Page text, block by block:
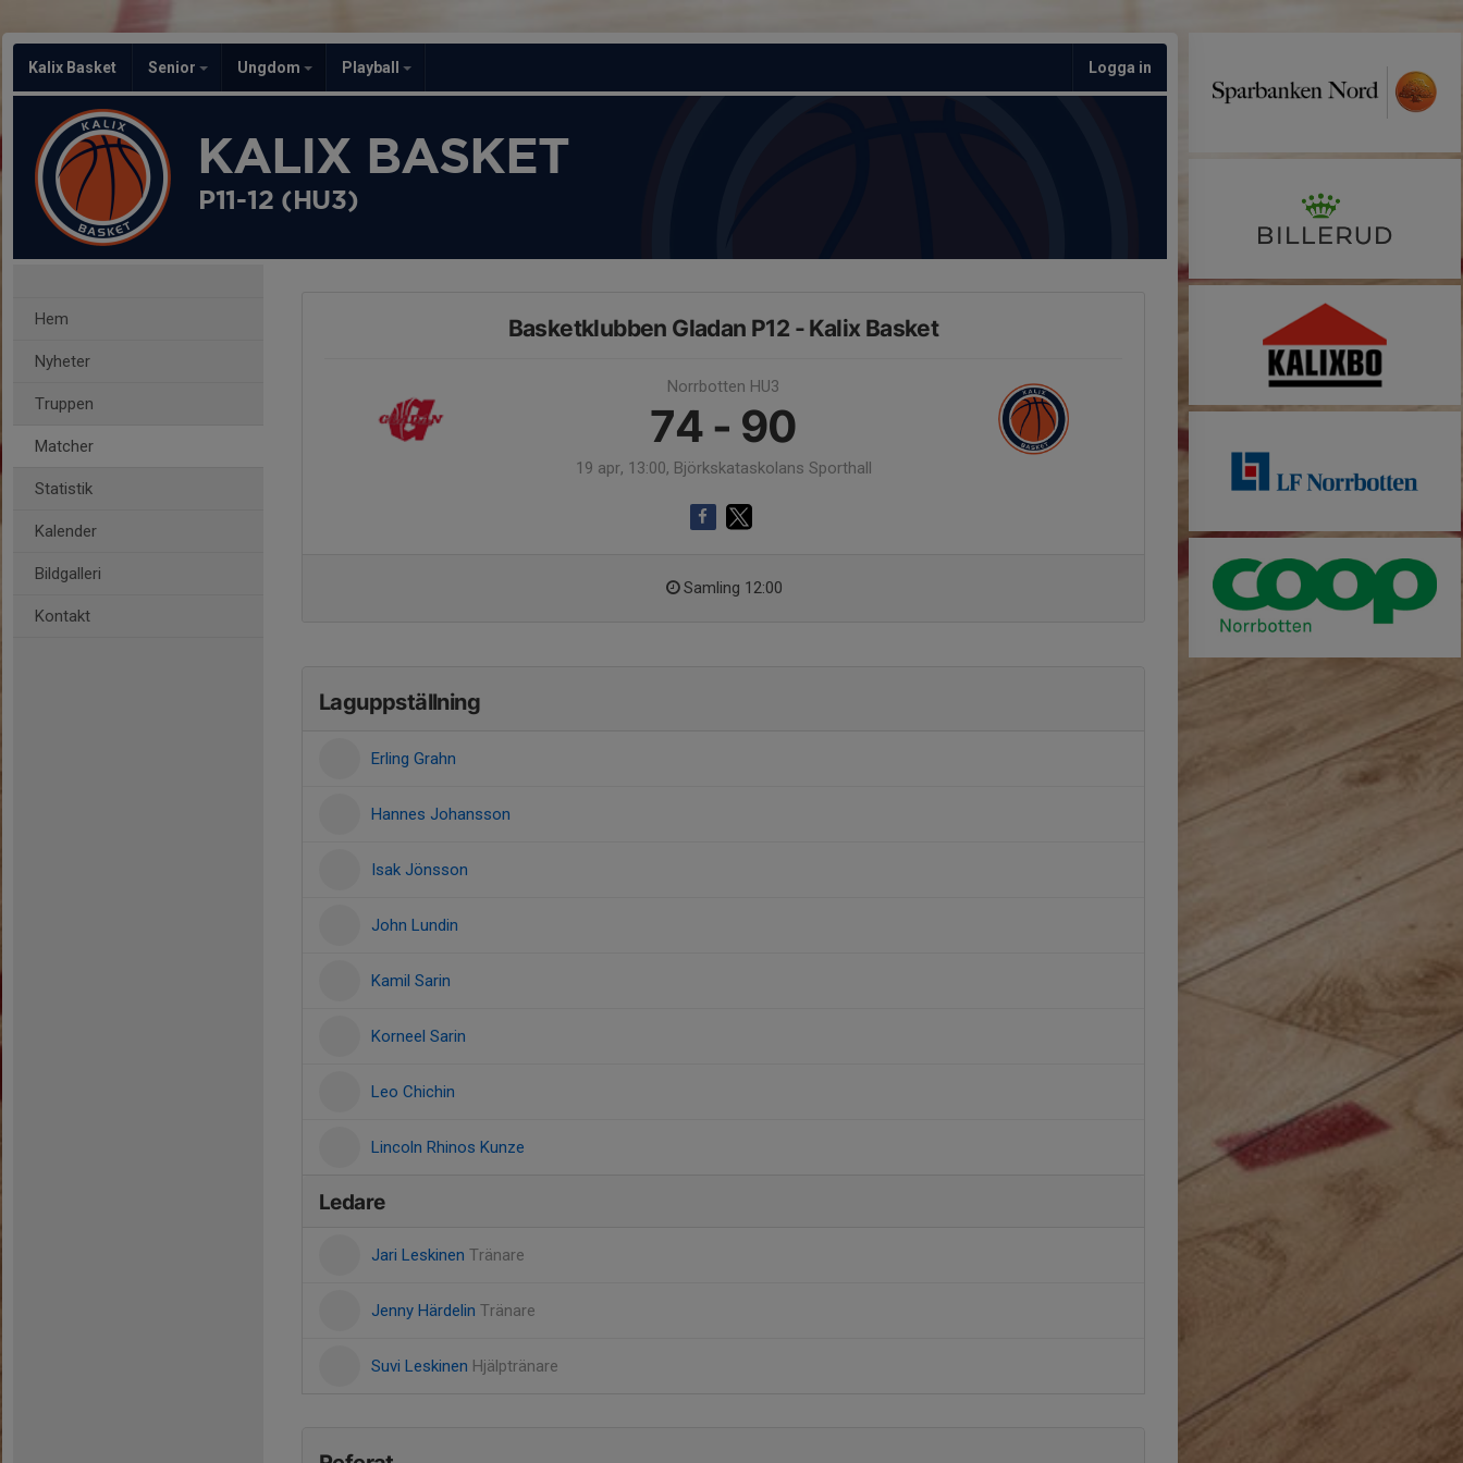
Kalix Basket Senior Ungdom Playball Logga in
KALIX BASKET
P11-12 (HU3)
Hem
Nyheter
Truppen
Matcher
Statistik
Kalender
Bildgalleri
Kontakt
Basketklubben Gladan P12 - Kalix Basket
Norrbotten HU3
74 - 90
19 apr, 13:00, Björkskataskolans Sporthall
Samling 12:00
Laguppställning
Erling Grahn
Hannes Johansson
Isak Jönsson
John Lundin
Kamil Sarin
Korneel Sarin
Leo Chichin
Lincoln Rhinos Kunze
Ledare
Jari Leskinen Tränare
Jenny Härdelin Tränare
Suvi Leskinen Hjälptränare